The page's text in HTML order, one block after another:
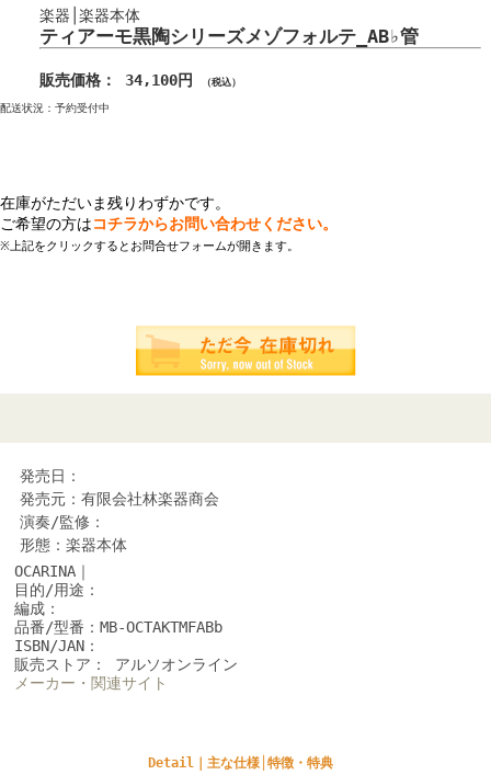
楽器│楽器本体
ティアーモ黒陶シリーズメゾフォルテ_AB♭管
販売価格： 34,100円 （税込）
配送状況：予約受付中
在庫がただいま残りわずかです。
ご希望の方はコチラからお問い合わせください。
※上記をクリックするとお問合せフォームが開きます。
発売日：
発売元：有限会社林楽器商会
演奏/監修：
形態：楽器本体
OCARINA｜
目的/用途：
編成：
品番/型番：MB-OCTAKTMFABb
ISBN/JAN：
販売ストア： アルソオンライン
メーカー・関連サイト
Detail｜主な仕様│特徴・特典